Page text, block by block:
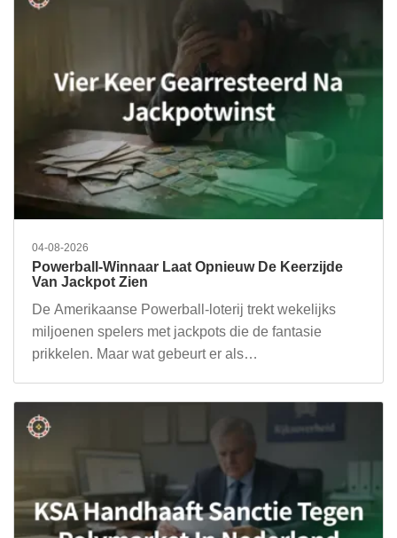
04-08-2026
Powerball-Winnaar Laat Opnieuw De Keerzijde
Van Jackpot Zien
De Amerikaanse Powerball-loterij trekt wekelijks
miljoenen spelers met jackpots die de fantasie
prikkelen. Maar wat gebeurt er als…